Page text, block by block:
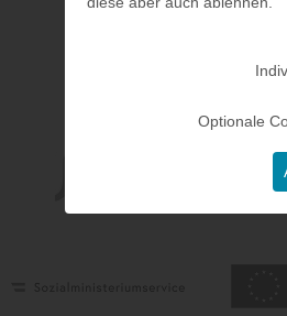
Optionale